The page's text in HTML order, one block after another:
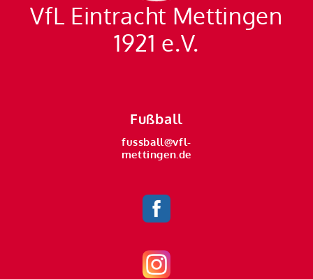
VfL Eintracht Mettingen
1921 e.V.
Fußball
fussball@vfl-
mettingen.de